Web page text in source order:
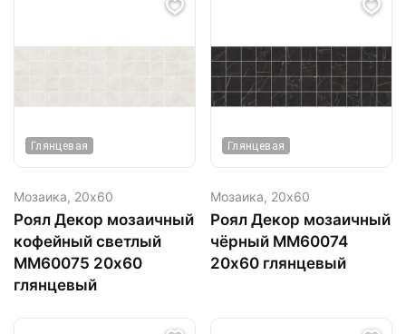
Глянцевая
Мозаика, 20х60
Роял Декор мозаичный
кофейный светлый
ММ60075 20х60
глянцевый
Глянцевая
Мозаика, 20х60
Роял Декор мозаичный
чёрный ММ60074
20х60 глянцевый